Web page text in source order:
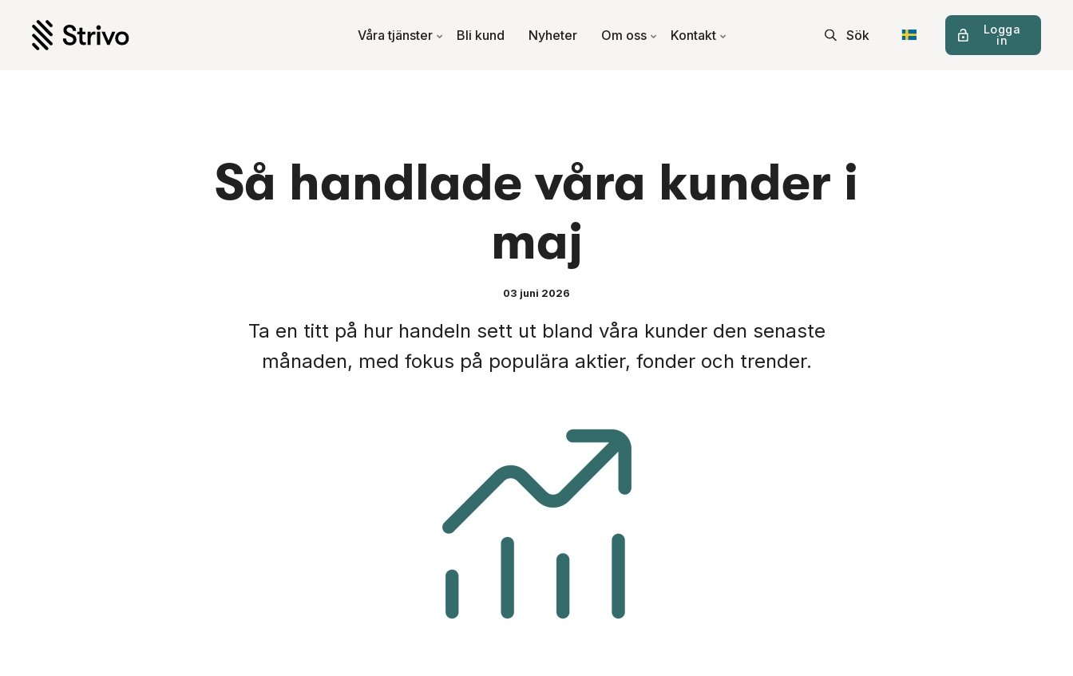
Våra tjänster Bli kund Nyheter Om oss Kontakt Sök
Logga
in
Så handlade våra kunder i
maj
03 juni 2026
Ta en titt på hur handeln sett ut bland våra kunder den senaste
månaden, med fokus på populära aktier, fonder och trender.